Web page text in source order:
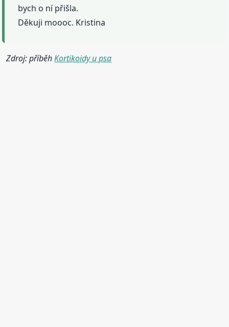
bych o ní přišla.
Děkuji moooc. Kristina
Zdroj: příběhKortikoidy u psa